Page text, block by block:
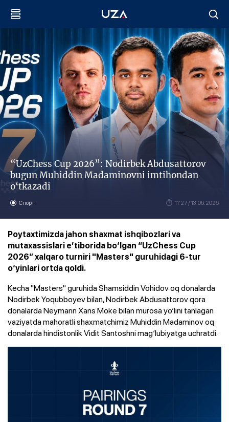
“UzChess Cup 2026”: Nodirbek Abdusattorov
bugun Muhiddin Madaminovni imtihondan
o‘tkazadi
Спорт 11:27 / 13.06.2026
Poytaxtimizda jahon shaxmat ishqibozlari va
mutaxassislari e’tiborida bo‘lgan “UzChess Cup
2026” xalqaro turniri "Masters" guruhidagi 6-tur
o‘yinlari ortda qoldi.
Kecha "Masters" guruhida Shamsiddin Vohidov oq donalarda
Nodirbek Yoqubboyev bilan, Nodirbek Abdusattorov qora
donalarda Neymann Xans Moke bilan murosa yo‘lini tanlagan
vaziyatda mahoratli shaxmatchimiz Muhiddin Madaminov oq
donalarda hindistonlik Vidit Santoshni mag‘lubiyatga uchratdi.